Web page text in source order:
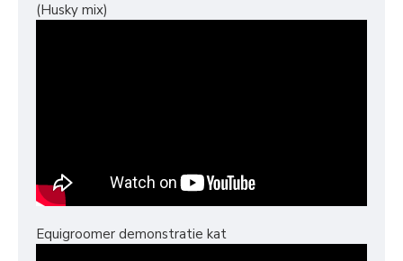
(Husky mix)
Equigroomer demonstratie kat